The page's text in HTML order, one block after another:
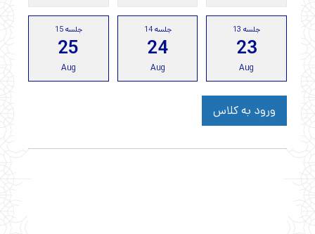
جلسه 13
23
Aug
جلسه 14
24
Aug
جلسه 15
25
Aug
ورود به کلاس